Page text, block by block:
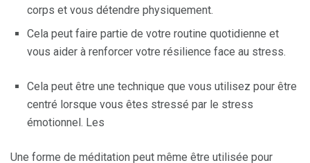
corps et vous détendre physiquement.
Cela peut faire partie de votre routine quotidienne et
vous aider à renforcer votre résilience face au stress.
Cela peut être une technique que vous utilisez pour être
centré lorsque vous êtes stressé par le stress
émotionnel. Les
Une forme de méditation peut même être utilisée pour